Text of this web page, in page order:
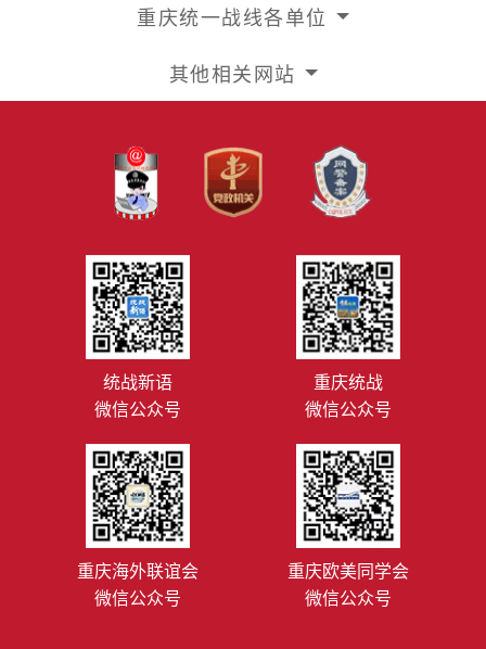
重庆统一战线各单位
其他相关网站
统战新语
微信公众号
重庆统战
微信公众号
重庆海外联谊会
微信公众号
重庆欧美同学会
微信公众号